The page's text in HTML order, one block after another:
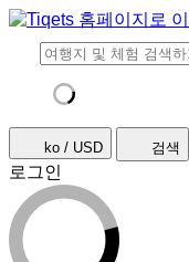
ko / USD 검색
로그인